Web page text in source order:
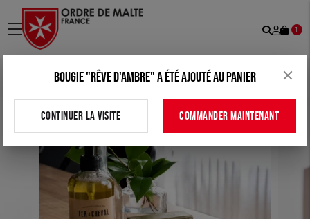
menu
Mon
1
Tous nos produits> Bien-être > Coffret pur olive 4 savons
Bougie "Rêve d'Ambre" a été ajouté au panier
CONTINUER LA VISITE COMMANDER MAINTENANT